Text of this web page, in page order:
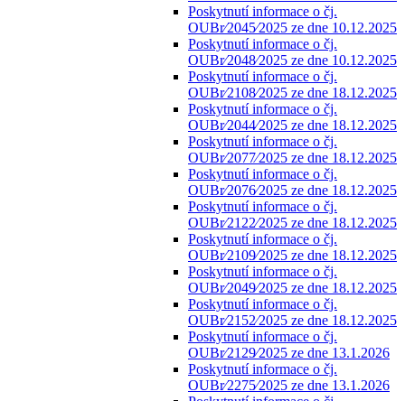
Poskytnutí informace o čj.
OUBr⁄2045⁄2025 ze dne 10.12.2025
Poskytnutí informace o čj.
OUBr⁄2048⁄2025 ze dne 10.12.2025
Poskytnutí informace o čj.
OUBr⁄2108⁄2025 ze dne 18.12.2025
Poskytnutí informace o čj.
OUBr⁄2044⁄2025 ze dne 18.12.2025
Poskytnutí informace o čj.
OUBr⁄2077⁄2025 ze dne 18.12.2025
Poskytnutí informace o čj.
OUBr⁄2076⁄2025 ze dne 18.12.2025
Poskytnutí informace o čj.
OUBr⁄2122⁄2025 ze dne 18.12.2025
Poskytnutí informace o čj.
OUBr⁄2109⁄2025 ze dne 18.12.2025
Poskytnutí informace o čj.
OUBr⁄2049⁄2025 ze dne 18.12.2025
Poskytnutí informace o čj.
OUBr⁄2152⁄2025 ze dne 18.12.2025
Poskytnutí informace o čj.
OUBr⁄2129⁄2025 ze dne 13.1.2026
Poskytnutí informace o čj.
OUBr⁄2275⁄2025 ze dne 13.1.2026